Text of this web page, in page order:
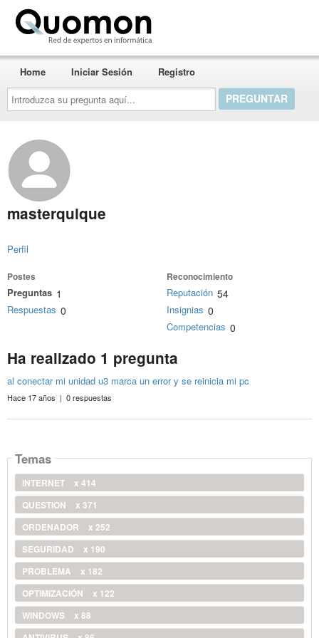
Introduzca
su
pregunta
aquí...
Home Iniciar Sesión Registro
masterquique
Perfil
Postes
Preguntas 1
Respuestas 0
Reconocimiento
Reputación 54
Insignias 0
Competencias 0
Ha realizado 1 pregunta
al conectar mi unidad u3 marca un error y se reinicia mi pc
Hace 17 años | 0 respuestas
Temas
INTERNET
x 414
QUESTION
x 371
ORDENADOR
x 252
SEGURIDAD
x 190
PROBLEMA
x 182
OPTIMIZACIÓN
x 122
WINDOWS
x 88